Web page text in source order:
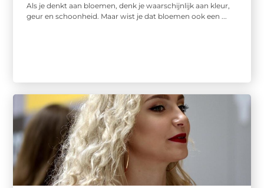
Als je denkt aan bloemen, denk je waarschijnlijk aan kleur,
geur en schoonheid. Maar wist je dat bloemen ook een ...